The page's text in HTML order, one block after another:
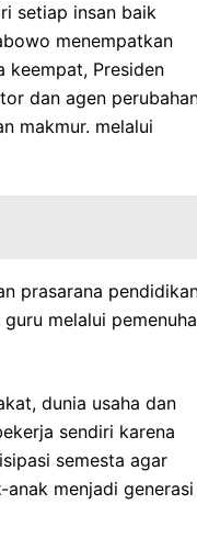
setiap insan baik
menempatkan
keempat, Presiden
dan agen
makmur. melalui
prasarana
melalui
dunia usaha dan
sendiri karena
semesta agar
menjadi generasi